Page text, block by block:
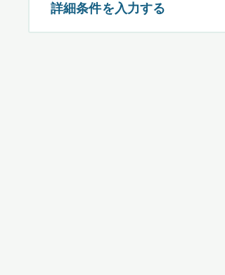
詳細条件を入力する